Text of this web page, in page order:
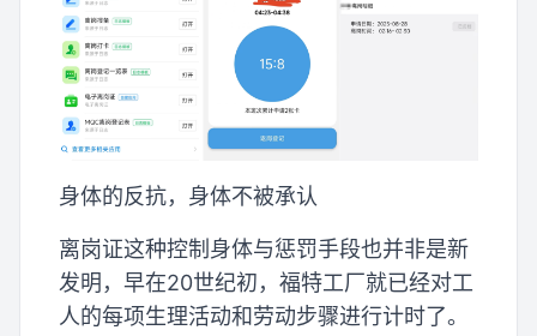
身体的反抗，身体不被承认
离岗证这种控制身体与惩罚手段也并非是新
发明，早在20世纪初，福特工厂就已经对工
人的每项生理活动和劳动步骤进行计时了。